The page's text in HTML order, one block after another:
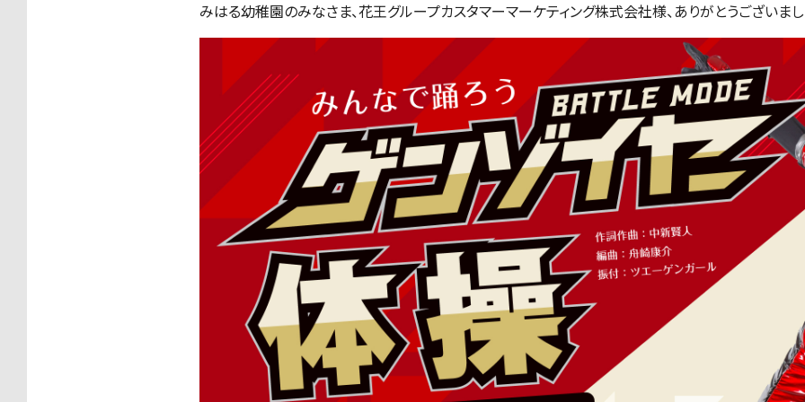
みはる幼稚園のみなさま、花王グループカスタマーマーケティング株式会社様、ありがとうございまし